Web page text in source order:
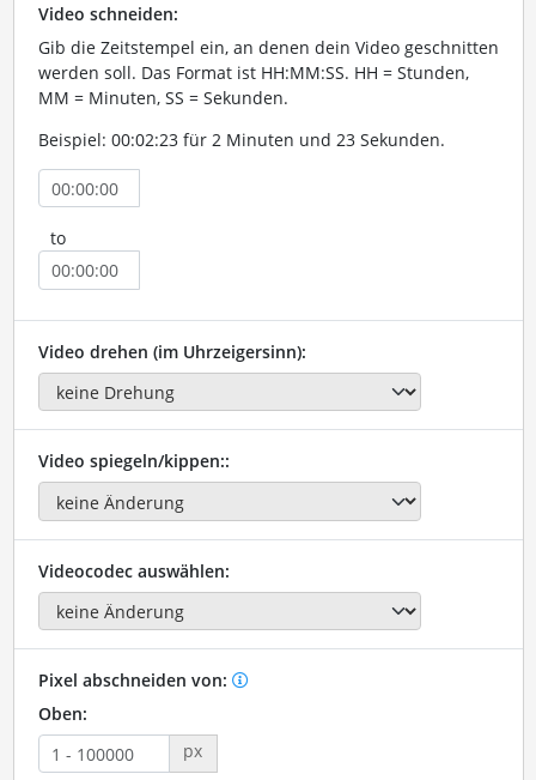
Video schneiden:
Gib die Zeitstempel ein, an denen dein Video geschnitten
werden soll. Das Format ist HH:MM:SS. HH = Stunden,
MM = Minuten, SS = Sekunden.
Beispiel: 00:02:23 für 2 Minuten und 23 Sekunden.
to
Video drehen (im Uhrzeigersinn):
Video spiegeln/kippen::
Videocodec auswählen:
Pixel abschneiden von:
Oben:
px